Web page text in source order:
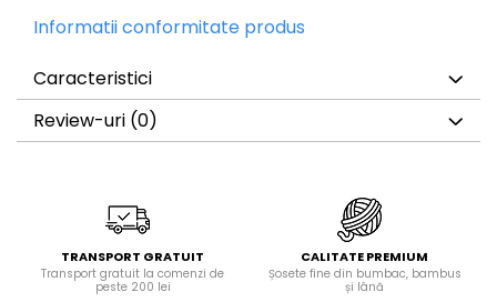
Informatii conformitate produs
Caracteristici
Review-uri (0)
TRANSPORT GRATUIT
Transport gratuit la comenzi de
peste 200 lei
CALITATE PREMIUM
Șosete fine din bumbac, bambus
și lână